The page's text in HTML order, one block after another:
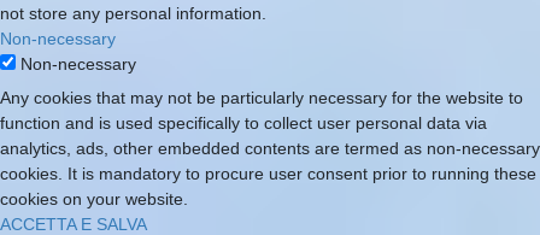
not store any personal information.
Non-necessary
Non-necessary
Any cookies that may not be particularly necessary for the website to
function and is used specifically to collect user personal data via
analytics, ads, other embedded contents are termed as non-necessary
cookies. It is mandatory to procure user consent prior to running these
cookies on your website.
ACCETTA E SALVA